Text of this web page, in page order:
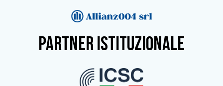
partner istituzionale